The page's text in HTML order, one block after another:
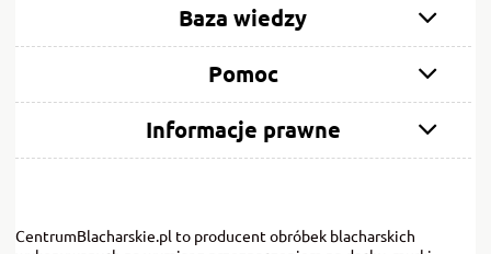
Baza wiedzy
Pomoc
Informacje prawne
CentrumBlacharskie.pl to producent obróbek blacharskich